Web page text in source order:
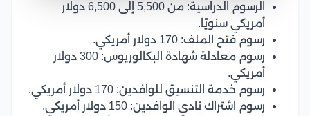
الرسوم الدراسية: من 5,500 إلى 6,500 دولار
أمريكي سنويًا.
رسوم فتح الملف: 170 دولار أمريكي.
رسوم معادلة شهادة البكالوريوس: 300 دولار
أمريكي.
رسوم خدمة التنسيق للوافدين: 170 دولار أمريكي.
رسوم اشتراك نادي الوافدين: 150 دولار أمريكي.